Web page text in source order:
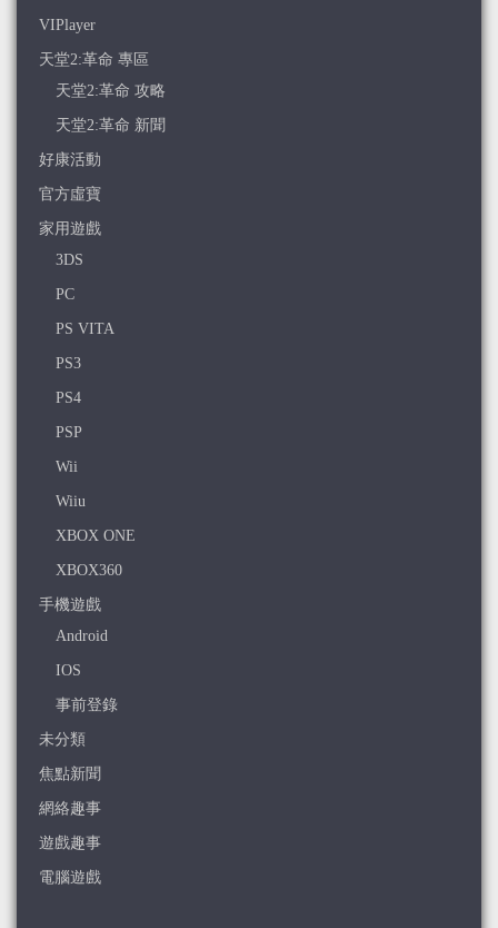
VIPlayer
天堂2:革命 專區
天堂2:革命 攻略
天堂2:革命 新聞
好康活動
官方虛寶
家用遊戲
3DS
PC
PS VITA
PS3
PS4
PSP
Wii
Wiiu
XBOX ONE
XBOX360
手機遊戲
Android
IOS
事前登錄
未分類
焦點新聞
網絡趣事
遊戲趣事
電腦遊戲